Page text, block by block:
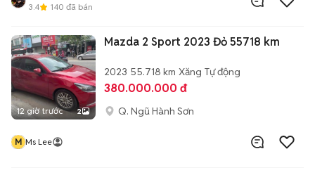
3.4
140 đã bán
12 giờ trước 2
Mazda 2 Sport 2023 Đỏ 55718 km
2023 55.718 km Xăng Tự động
380.000.000 đ
Q. Ngũ Hành Sơn
M Ms Lee